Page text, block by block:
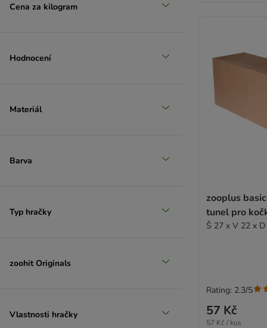
Cena za kilogram
Hodnocení
Materiál
Barva
Typ hračky
zoohit Originals
Vlastnosti hračky
zooplus
tunel pro
Š 27 x V 22 x D
57 Kč
57 Kč / kus
Rating: 2.3/5